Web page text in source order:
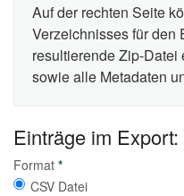
Auf der rechten Seite
Verzeichnisses für den
resultierende Zip-Datei
sowie alle Metadaten
Einträge im
Format *
CSV Datei